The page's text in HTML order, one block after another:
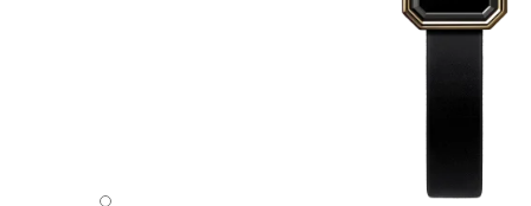
Première Ribbon腕表 - 默认视图 - 查看标准尺寸版本